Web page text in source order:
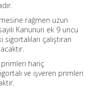
rağmen uzun
Kanunun ek 9 uncu
çalıştıran
primleri hariç
ve işveren primleri